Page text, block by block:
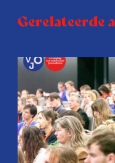
Gerelateerde